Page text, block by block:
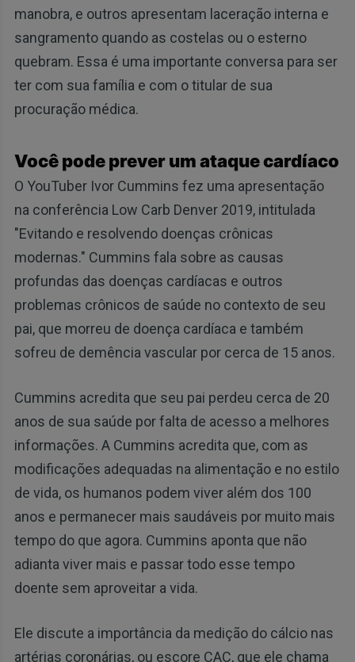
manobra, e outros apresentam laceração interna e
sangramento quando as costelas ou o esterno
quebram. Essa é uma importante conversa para ser
ter com sua família e com o titular de sua
procuração médica.
Você pode prever um ataque cardíaco
O YouTuber Ivor Cummins fez uma apresentação
na conferência Low Carb Denver 2019, intitulada
"Evitando e resolvendo doenças crônicas
modernas." Cummins fala sobre as causas
profundas das doenças cardíacas e outros
problemas crônicos de saúde no contexto de seu
pai, que morreu de doença cardíaca e também
sofreu de demência vascular por cerca de 15 anos.
Cummins acredita que seu pai perdeu cerca de 20
anos de sua saúde por falta de acesso a melhores
informações. A Cummins acredita que, com as
modificações adequadas na alimentação e no estilo
de vida, os humanos podem viver além dos 100
anos e permanecer mais saudáveis ​​por muito mais
tempo do que agora. Cummins aponta que não
adianta viver mais e passar todo esse tempo
doente sem aproveitar a vida.
Ele discute a importância da medição do cálcio nas
artérias coronárias, ou escore CAC, que ele chama